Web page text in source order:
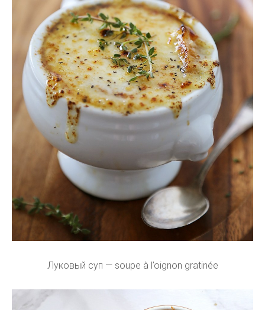
Луковый суп — soupe à l’oignon gratinée